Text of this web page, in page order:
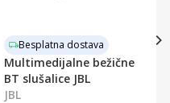
Besplatna dostava
Multimedijalne bežične
BT slušalice JBL
JBL